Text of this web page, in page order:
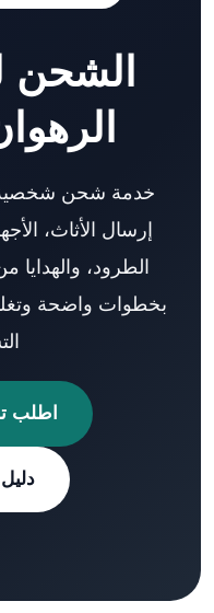
الشحن
خدمة شحن
إرسال الأثاث،
الطرود، والهدايا
بخطوات واضحة
اطلب